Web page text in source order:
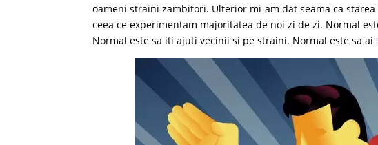
oameni straini zambitori. Ulterior mi-am dat seama ca
ceea ce experimentam majoritatea de noi zi de zi. Normal
Normal este sa iti ajuti vecinii si pe straini. Normal este sa ai